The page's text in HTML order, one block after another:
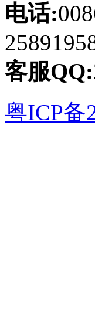
电话:
客服QQ:
粤ICP备